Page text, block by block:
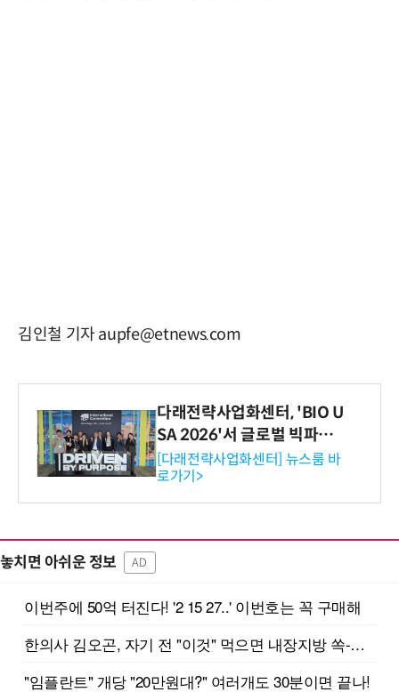
김인철 기자 aupfe@etnews.com
다래전략사업화센터, 'BIO U
SA 2026'서 글로벌 빅파마
와의 비즈니스 미팅 지원…K
-바이오 해외 진출 교두보 확
보
[다래전략사업화센터] 뉴스룸 바
로가기>
놓치면 아쉬운 정보 AD